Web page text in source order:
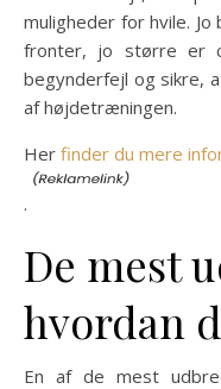
muligheder for hvile.
fronter, jo større er
begynderfejl og sikre,
af højdetræningen.
Her finder du mere
.
De mest
hvordan
En af de mest